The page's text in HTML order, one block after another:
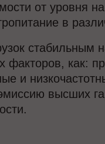
от уровня
в
факторов, как:
и
высших